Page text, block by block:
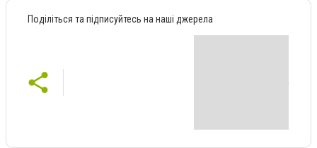
Поділіться та підписуйтесь на наші джерела